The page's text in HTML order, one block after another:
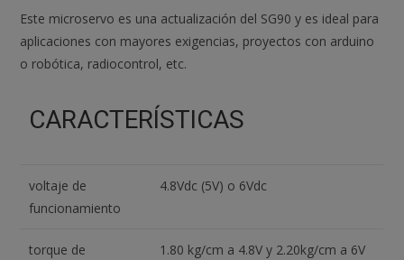
Este microservo es una actualización del SG90 y es ideal para
aplicaciones con mayores exigencias, proyectos con arduino
o robótica, radiocontrol, etc.
CARACTERÍSTICAS
voltaje de
funcionamiento
4.8Vdc (5V) o 6Vdc
torque de 1.80 kg/cm a 4.8V y 2.20kg/cm a 6V